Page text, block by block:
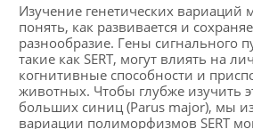
Изучение генетических вариаций
понять, как развивается и
разнообразие. Гены сигнального
такие как SERT, могут влиять на
когнитивные способности и
животных. Чтобы глубже изучить
больших синиц (Parus major), мы
вариации полиморфизмов SERT